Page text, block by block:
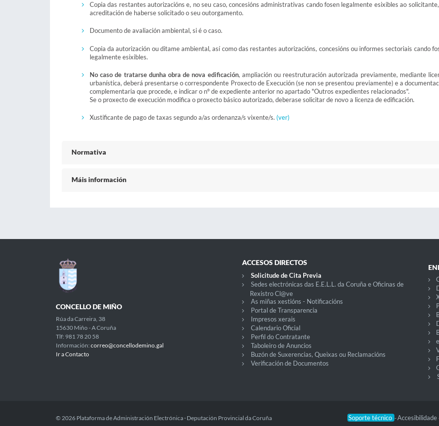
Copia das restantes autorizacións e, no seu caso, concesións administrativas cando fosen legalmente esixibles ao
acreditación de haberse solicitado o seu outorgamento.
Documento de avaliación ambiental, si é o caso.
Copia da autorización ou ditame ambiental, así como das restantes autorizacións, concesións ou informes sectoriais cando
legalmente esixibles.
No caso de tratarse dunha obra de nova edificación, ampliación ou reestruturación autorizada previamente, mediante
urbanística, deberá presentarse o correspondente Proxecto de Execución (se non se presentou previamente) e a
complementaria que procede, e indicar o nº de expediente anterior no apartado "Outros expedientes relacionados".
Se o proxecto de execución modifica o proxecto básico autorizado, deberase solicitar de novo a licenza de edificación.
Xustificante de pago de taxas segundo a/as ordenanza/s vixente/s. (ver)
Normativa
Máis información
CONCELLO DE MIÑO
Rúa da Carreira, 38
15630 Miño - A Coruña
Tlf: 981 78 20 58
Información: correo@concellodemino.gal
Ir a Contacto
ACCESOS DIRECTOS
Solicitude de Cita Previa
Sedes electrónicas das E.E.L.L. da Coruña e Oficinas de
Rexistro Cl@ve
As miñas xestións - Notificacións
Portal de Transparencia
Impresos xerais
Calendario Oficial
Perfil do Contratante
Taboleiro de Anuncios
Buzón de Suxerencias, Queixas ou Reclamacións
Verificación de Documentos
Soporte técnico -Accesibilidade
© 2026 Plataforma de Administración Electrónica · Deputación Provincial da Coruña